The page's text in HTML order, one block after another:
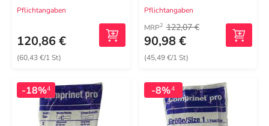
Pflichtangaben
120,86 €
(60,43 €/1 St)
Pflichtangaben
MRP2 122,07 €
90,98 €
(45,49 €/1 St)
-18%4 -8%4